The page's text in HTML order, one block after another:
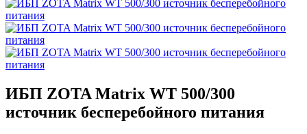
ИБП ZOTA Matrix WT 500/300
источник бесперебойного питания